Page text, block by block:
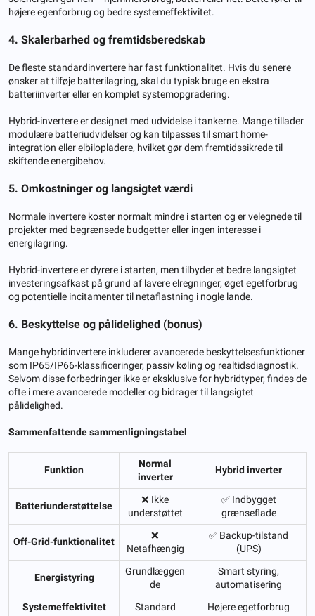
højere egenforbrug og bedre systemeffektivitet.
4. Skalerbarhed og fremtidsberedskab
De fleste standardinvertere har fast funktionalitet. Hvis du senere
ønsker at tilføje batterilagring, skal du typisk bruge en ekstra
batteriinverter eller en komplet systemopgradering.
Hybrid-invertere er designet med udvidelse i tankerne. Mange tillader
modulære batteriudvidelser og kan tilpasses til smart home-
integration eller elbilopladere, hvilket gør dem fremtidssikrede til
skiftende energibehov.
5. Omkostninger og langsigtet værdi
Normale invertere koster normalt mindre i starten og er velegnede til
projekter med begrænsede budgetter eller ingen interesse i
energilagring.
Hybrid-invertere er dyrere i starten, men tilbyder et bedre langsigtet
investeringsafkast på grund af lavere elregninger, øget egetforbrug
og potentielle incitamenter til netaflastning i nogle lande.
6. Beskyttelse og pålidelighed (bonus)
Mange hybridinvertere inkluderer avancerede beskyttelsesfunktioner
som IP65/IP66-klassificeringer, passiv køling og realtidsdiagnostik.
Selvom disse forbedringer ikke er eksklusive for hybridtyper, findes de
ofte i mere avancerede modeller og bidrager til langsigtet
pålidelighed.
Sammenfattende sammenligningstabel
Funktion
Normal
inverter
Hybrid inverter
Batteriunderstøttelse
❌ Ikke
understøttet
✅ Indbygget
grænseflade
Off-Grid-funktionalitet
❌
Netafhængig
✅ Backup-tilstand
(UPS)
Energistyring
Grundlæggen
de
Smart styring,
automatisering
Systemeffektivitet
Standard
Højere egetforbrug